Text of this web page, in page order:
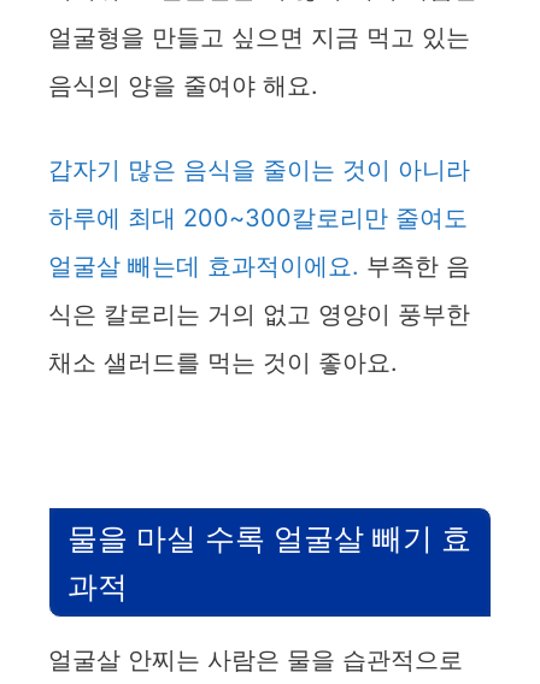
얼굴형을 만들고 싶으면 지금 먹고 있는
음식의 양을 줄여야 해요.
갑자기 많은 음식을 줄이는 것이 아니라
하루에 최대 200~300칼로리만 줄여도
얼굴살 빼는데 효과적이에요. 부족한 음
식은 칼로리는 거의 없고 영양이 풍부한
채소 샐러드를 먹는 것이 좋아요.
물을 마실 수록 얼굴살 빼기 효
과적
얼굴살 안찌는 사람은 물을 습관적으로